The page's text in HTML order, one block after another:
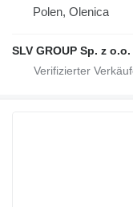
Polen, Olenica
SLV GROUP Sp. z o.o.